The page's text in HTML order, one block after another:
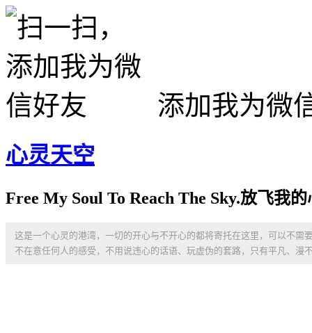
添加我为微
心灵天空
Free My Soul To Reach The Sky.放飞我
这是一个心灵的港湾，一切的开心与不开心的都将寄托在这里，可以不需
不在意任何人的感受，不用说违心的话语、玩虚伪的套路，只有平凡、漫